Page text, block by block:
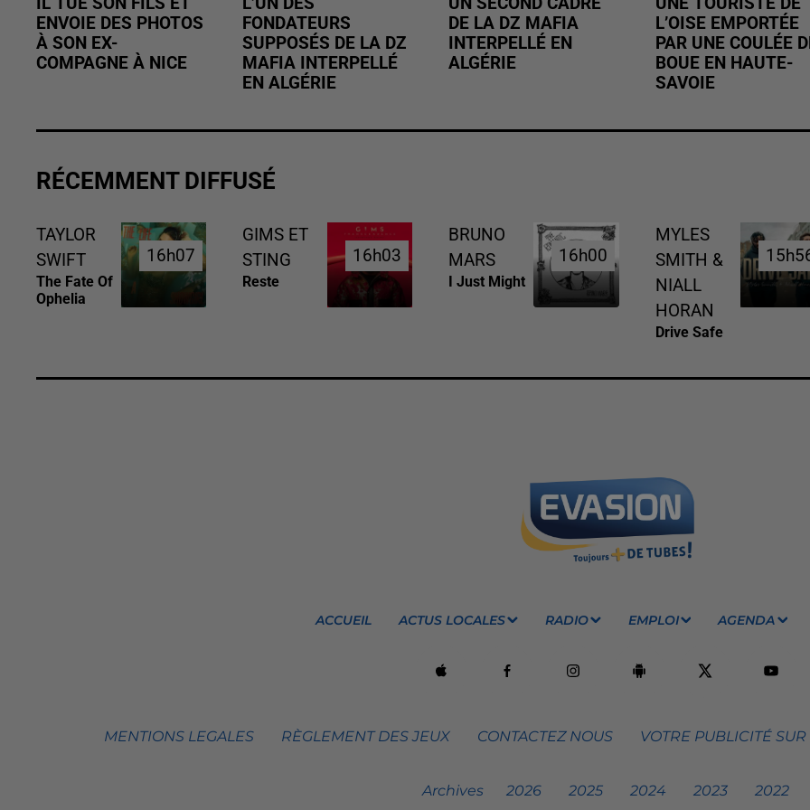
ENVOIE DES PHOTOS
À SON EX-
COMPAGNE À NICE
FONDATEURS
SUPPOSÉS DE LA DZ
MAFIA INTERPELLÉ
EN ALGÉRIE
DE LA DZ MAFIA
INTERPELLÉ EN
ALGÉRIE
L’OISE EMPORTÉE
PAR UNE COULÉE
BOUE EN HAUTE-
SAVOIE
RÉCEMMENT DIFFUSÉ
TAYLOR
SWIFT
The Fate Of
Ophelia
16h07
16h07
GIMS ET
STING
Reste
16h03
16h03
BRUNO
MARS
I Just Might
16h00
16h00
MYLES
SMITH &
NIALL
HORAN
Drive Safe
ACCUEIL ACTUS LOCALES RADIO EMPLOI AGENDA
MENTIONS LEGALES RÈGLEMENT DES JEUX CONTACTEZ NOUS VOTRE PUBLICITÉ
Archives 2026 2025 2024 2023 2022